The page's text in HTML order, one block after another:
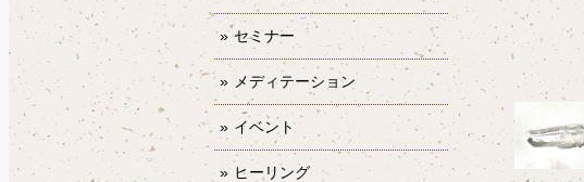
セミナー
メディテーション
イベント
ヒーリング